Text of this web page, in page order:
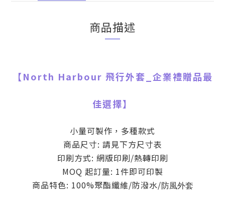
商品描述
【North Harbour 飛行外套 企業禮贈品最
佳選擇】
小量可製作，多種款式
商品尺寸: 請見下方尺寸表
印刷方式: 網版印刷/熱轉印刷
MOQ 起訂量: 1件即可印製
商品特色: 100%聚酯纖維/防潑水/防風外套